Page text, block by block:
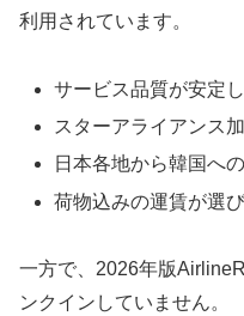
利用されています。
サービス品質が安定
スターアライアンス
日本各地から韓国へ
荷物込みの運賃が選
一方で、2026年版
ンクインしていません。